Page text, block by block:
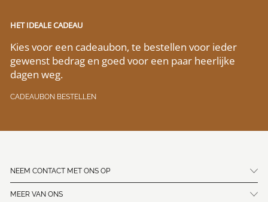
HET IDEALE CADEAU
Kies voor een cadeaubon, te bestellen voor ieder
gewenst bedrag en goed voor een paar heerlijke
dagen weg.
CADEAUBON BESTELLEN
NEEM CONTACT MET ONS OP
MEER VAN ONS